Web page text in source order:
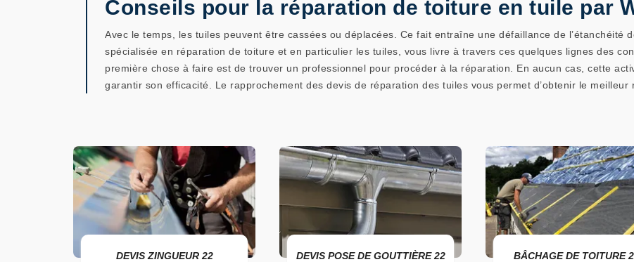
Conseils pour la réparation de toiture en tuile par
Avec le temps, les tuiles peuvent être cassées ou déplacées. Ce fait entraîne une défaillance de l’étanchéité
spécialisée en réparation de toiture et en particulier les tuiles, vous livre à travers ces quelques lignes des
première chose à faire est de trouver un professionnel pour procéder à la réparation. En aucun cas, cette
garantir son efficacité. Le rapprochement des devis de réparation des tuiles vous permet d’obtenir le meilleur
ZINGUEUR 22 DEVIS POSE DE GOUTTIÈRE 22 BÂCHAGE DE TOITURE 22 DEVIS